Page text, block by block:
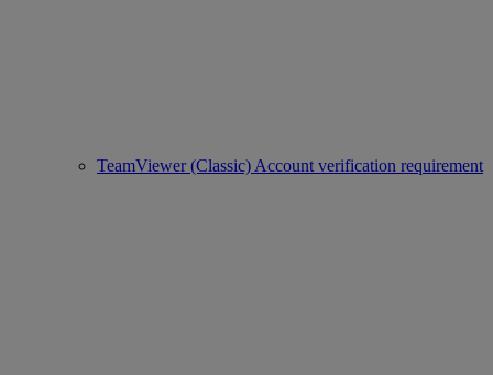
TeamViewer (Classic) Account verification requirement